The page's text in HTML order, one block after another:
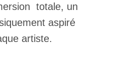
totale, un
aspiré
artiste.